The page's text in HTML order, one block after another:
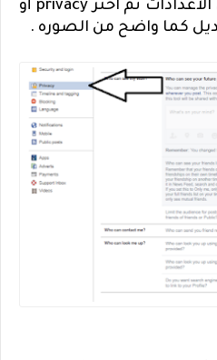
ثم اخترprivacy أو
كما واضح من الصوره .